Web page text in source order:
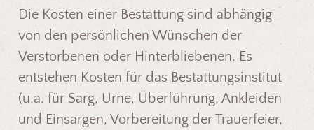
Die Kosten einer Bestattung sind abhängig
von den persönlichen Wünschen der
Verstorbenen oder Hinterbliebenen. Es
entstehen Kosten für das Bestattungsinstitut
(u.a. für Sarg, Urne, Überführung, Ankleiden
und Einsargen, Vorbereitung der Trauerfeier,